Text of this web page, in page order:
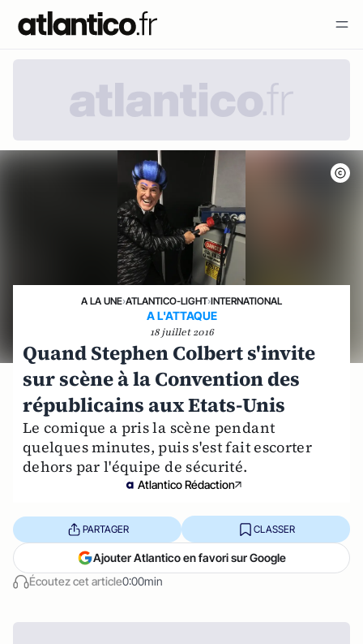
A LA UNE›ATLANTICO-LIGHT›INTERNATIONAL
A L'ATTAQUE
18 juillet 2016
Quand Stephen Colbert s'invite
sur scène à la Convention des
républicains aux Etats-Unis
Le comique a pris la scène pendant
quelques minutes, puis s'est fait escorter
dehors par l'équipe de sécurité.
Atlantico Rédaction
Écoutez cet article0:00min
PARTAGER CLASSER
Ajouter Atlantico en favori sur Google